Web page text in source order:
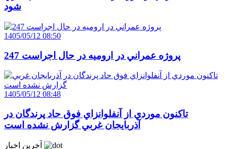
شود
1405/05/12 08:50
247 پروژه عمراني در اروميه در حال اجراست
1405/05/12 08:48
تاکنون موردي از آنفلوانزاي فوق حاد پرندگان در
آذربايجان غربي گزارش نشده است